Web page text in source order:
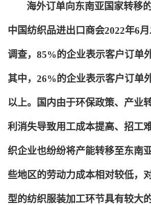
海外订单向东南亚国家转移
中国纺织品进出口商会2022年6
调查，85%的企业表示客户订单
其中，26%的企业表示客户订单
以上。国内由于环保政策、产业
利消失导致用工成本提高、招工
织企业也纷纷将产能转移至东南
些地区的劳动力成本相对较低，
型的纺织服装加工环节具有较大